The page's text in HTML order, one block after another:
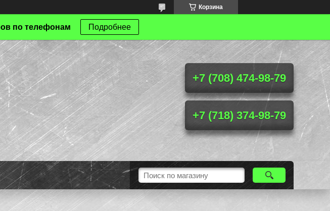
Корзина
по телефонам Подробнее
+7 (708) 474-98-79
+7 (718) 374-98-79